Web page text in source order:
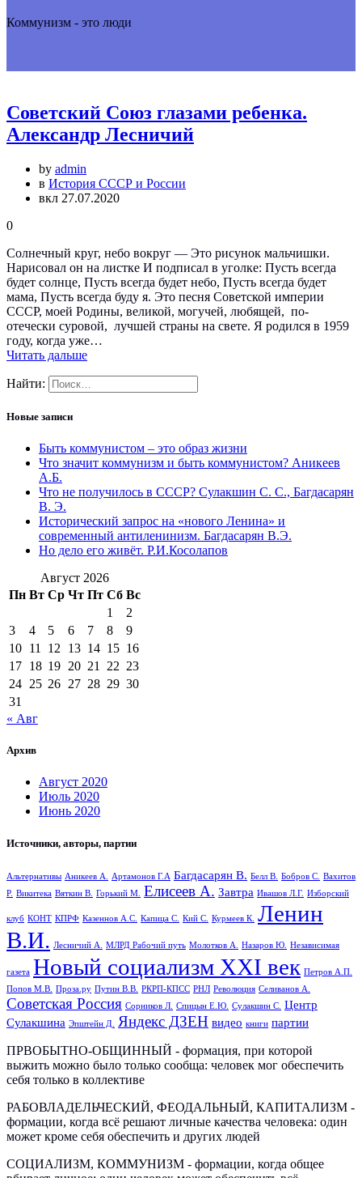
Коммунизм - это люди
Советский Союз глазами ребенка.
Александр Лесничий
by admin
в История СССР и России
вкл 27.07.2020
0
Солнечный круг, небо вокруг — Это рисунок мальчишки.
Нарисовал он на листке И подписал в уголке: Пусть всегда
будет солнце, Пусть всегда будет небо, Пусть всегда будет
мама, Пусть всегда буду я. Это песня Советской империи
СССР, моей Родины, великой, могучей, любящей, по-
отечески суровой, лучшей страны на свете. Я родился в 1959
году, когда уже…
Читать дальше
Найти:
Новые записи
Быть коммунистом – это образ жизни
Что значит коммунизм и быть коммунистом? Аникеев
А.Б.
Что не получилось в СССР? Сулакшин С. С., Багдасарян
В. Э.
Исторический запрос на «нового Ленина» и
современный антиленинизм. Багдасарян В.Э.
Но дело его живёт. Р.И.Косолапов
Август 2026
Пн Вт Ср Чт Пт Сб Вс
1
2
3
4 5 6 7 8
9
10 11 12 13 14 15 16
17 18 19 20 21 22 23
24 25 26 27 28 29 30
31
« Авг
Архив
Август 2020
Июль 2020
Июнь 2020
Источники, авторы, партии
Альтернативы Аникеев А. Артамонов Г.А Багдасарян В. Белл В. Бобров С.
Вахитов
Р. Викитека Вяткин В. Горький М. Елисеев А. Завтра Ивашов Л.Г. Изборский
клуб КОНТ КПРФ Казеннов А.С. Капица С. Кий С. Курмеев К.
Ленин
В.И. Лесничий А. МЛРД Рабочий путь Молотков А. Назаров Ю. Независимая
газета Новый социализм XXI век Петров А.П.
Попов М.В.
Проза.ру Путин В.В. РКРП-КПСС РНЛ Революция Селиванов А.
Советская Россия Сорников Л. Спицын Е.Ю. Сулакшин С.
Центр
Сулакшина Эпштейн Д. Яндекс ДЗЕН видео книги партии
ПРВОБЫТНО-ОБЩИННЫЙ - формация, при которой
выжить можно было только сообща: человек мог обеспечить
себя только в коллективе
РАБОВЛАДЕЛЬЧЕСКИЙ, ФЕОДАЛЬНЫЙ, КАПИТАЛИЗМ -
формации, когда всё решают личные качества человека: один
может кроме себя обеспечить и других людей
СОЦИАЛИЗМ, КОММУНИЗМ - формации, когда общее